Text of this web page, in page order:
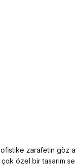
zarafetin göz
özel bir tasarım